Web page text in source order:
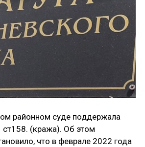
районном суде поддержала
ст158. (кража). Об этом
что в феврале 2022 года